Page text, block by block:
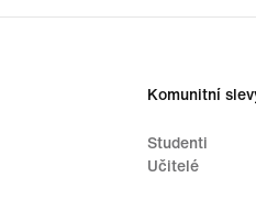
Komunitní
Studenti
Učitelé